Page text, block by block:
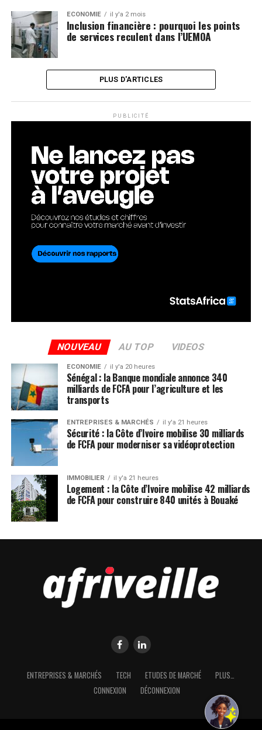
ECONOMIE il y'a 2 mois
Inclusion financière : pourquoi les points
de services reculent dans l’UEMOA
PLUS D'ARTICLES
PUBLICITÉ
NOUVEAU AU TOP VIDEOS
ECONOMIE il y'a 20 heures
Sénégal : la Banque mondiale annonce 340
milliards de FCFA pour l’agriculture et les
transports
ENTREPRISES & MARCHÉS il y'a 21 heures
Sécurité : la Côte d’Ivoire mobilise 30 milliards
de FCFA pour moderniser sa vidéoprotection
IMMOBILIER il y'a 21 heures
Logement : la Côte d’Ivoire mobilise 42 milliards
de FCFA pour construire 840 unités à Bouaké
ENTREPRISES & MARCHÉS TECH ETUDES DE MARCHÉ
PLUS…
CONNEXION
DÉCONNEXION